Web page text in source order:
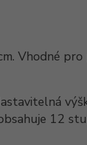
Vhodné pro
12